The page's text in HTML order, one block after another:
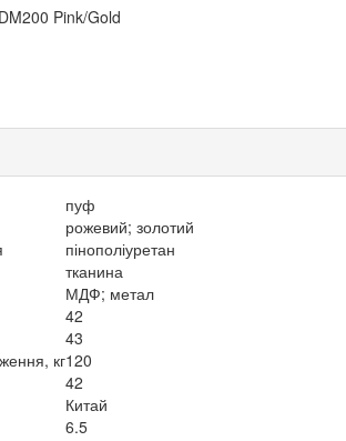
пуф
рожевий; золотий
пінополіуретан
тканина
МДФ; метал
42
43
кг120
42
Китай
6.5